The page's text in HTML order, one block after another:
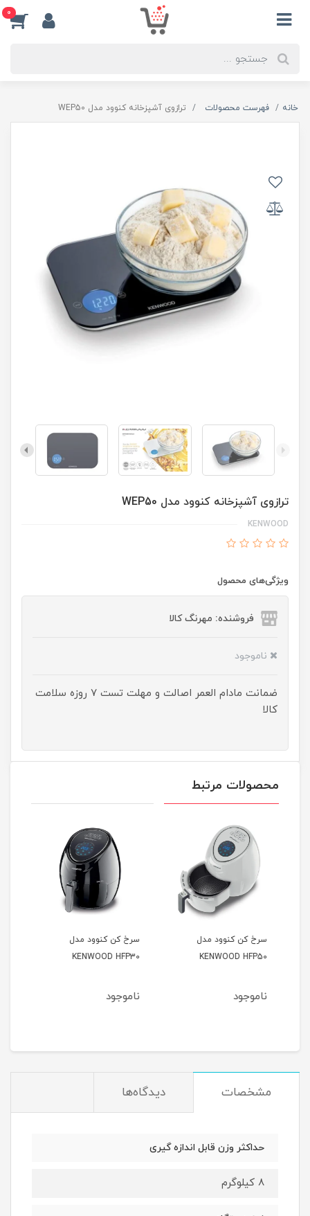
0
خانه فهرست محصولات ترازوی آشپزخانه کنوود مدل WEP50
ترازوی آشپزخانه کنوود مدل WEP50
KENWOOD
ویژگی‌های محصول
فروشنده: مهرنگ کالا
ناموجود
ضمانت مادام العمر اصالت و مهلت تست ۷ روزه سلامت
کالا
محصولات مرتبط
سرخ کن کنوود مدل
KENWOOD HFP50
ناموجود
سرخ کن کنوود مدل
KENWOOD HFP30
ناموجود
مشخصات دیدگاه‌ها
حداکثر وزن قابل اندازه گیری
8 کیلوگرم